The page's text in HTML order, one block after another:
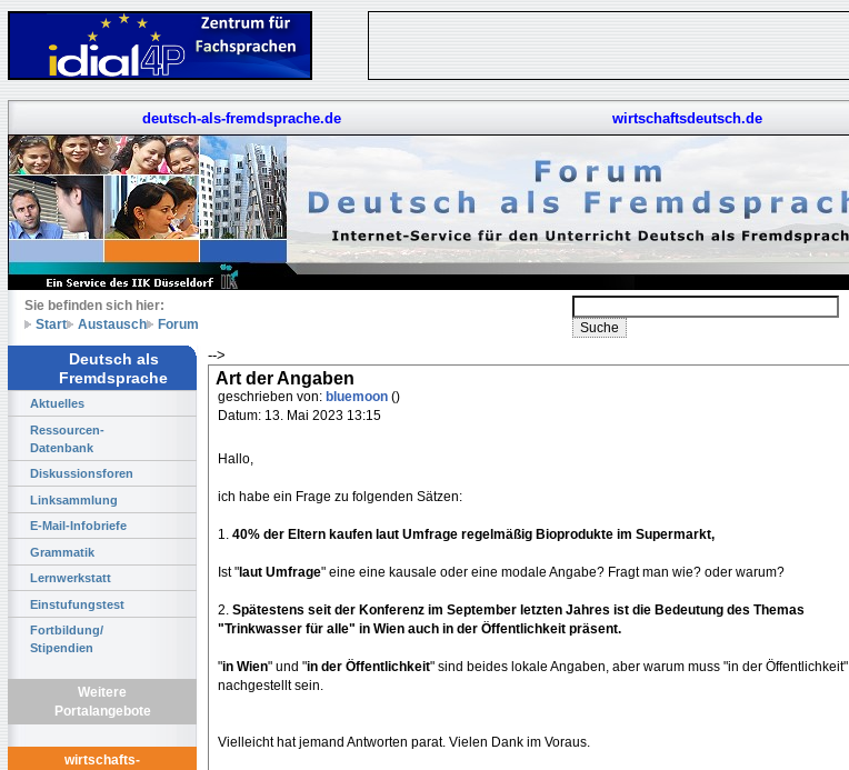
deutsch-als-fremdsprache.de wirtschaftsdeutsch.de
Sie befinden sich hier:
Start
Austausch Forum
Deutsch als
Fremdsprache
Aktuelles
Ressourcen-
Datenbank
Diskussionsforen
Linksammlung
E-Mail-Infobriefe
Grammatik
Lernwerkstatt
Einstufungstest
Fortbildung/
Stipendien
Weitere
Portalangebote
wirtschafts-
-->
Art der Angaben
geschrieben von: bluemoon ()
Datum: 13. Mai 2023 13:15
Hallo,
ich habe ein Frage zu folgenden Sätzen:
1. 40% der Eltern kaufen laut Umfrage regelmäßig Bioprodukte im Supermarkt,
Ist " laut Umfrage" eine eine kausale oder eine modale Angabe? Fragt man wie? oder warum?
2. Spätestens seit der Konferenz im September letzten Jahres ist die Bedeutung des Themas
"Trinkwasser für alle" in Wien auch in der Öffentlichkeit präsent.
"in Wien" und "in der Öffentlichkeit" sind beides lokale Angaben, aber warum muss "in der Öffentlichkeit"
nachgestellt sein.
Vielleicht hat jemand Antworten parat. Vielen Dank im Voraus.